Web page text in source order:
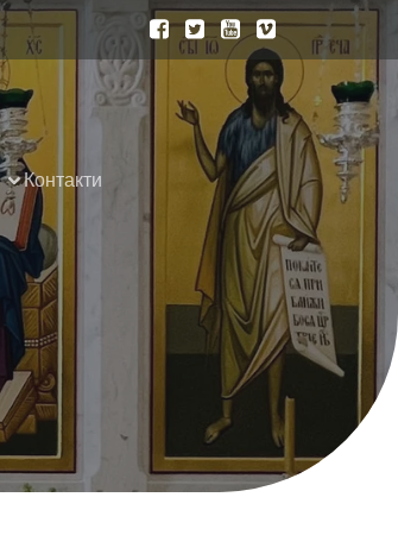
Контакти